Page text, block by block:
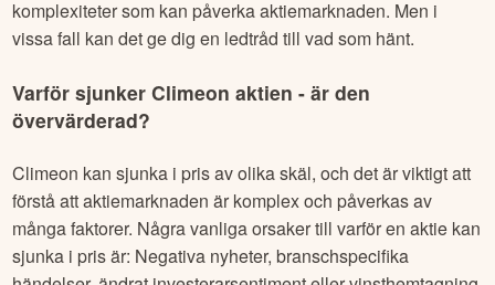
Morgonkollen: Aktuella börshändelser du bör ha koll
på den 18 maj
MSCI genomför förändringar i sina index - flera
svenska aktier påverkas
nyheter. Även om nyheter och händelser ofta har en
påverkan på en akties pris, finns det flera faktorer och
komplexiteter som kan påverka aktiemarknaden. Men i
vissa fall kan det ge dig en ledtråd till vad som hänt.